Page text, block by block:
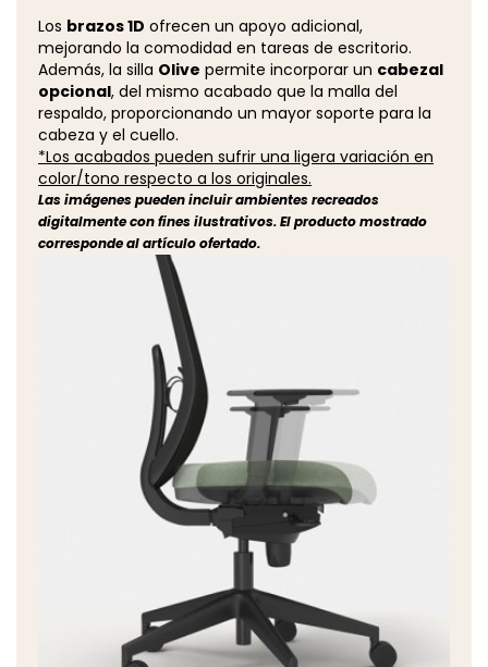
Los brazos 1D ofrecen un apoyo adicional,
mejorando la comodidad en tareas de escritorio.
Además, la silla Olive permite incorporar un cabezal
opcional, del mismo acabado que la malla del
respaldo, proporcionando un mayor soporte para la
cabeza y el cuello.
*Los acabados pueden sufrir una ligera variación en
color/tono respecto a los originales.
Las imágenes pueden incluir ambientes recreados
digitalmente con fines ilustrativos. El producto mostrado
corresponde al artículo ofertado.